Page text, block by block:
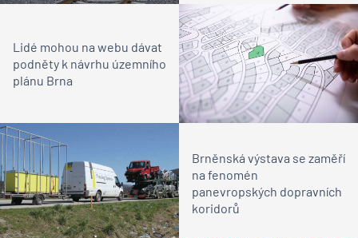
Lidé mohou na webu dávat
podněty k návrhu územního
plánu Brna
Brněnská výstava se zaměří
na fenomén
panevropských dopravních
koridorů